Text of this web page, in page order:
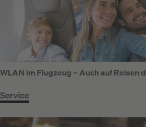
WLAN im Flugzeug – Auch auf Reisen
Service